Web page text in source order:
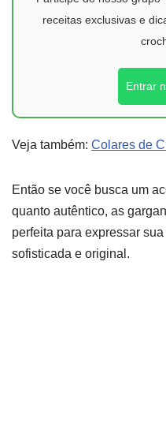
receitas exclusivas e
Entrar
Veja também: Colares de
Então se você busca um
quanto autêntico, as
perfeita para expressar
sofisticada e original.